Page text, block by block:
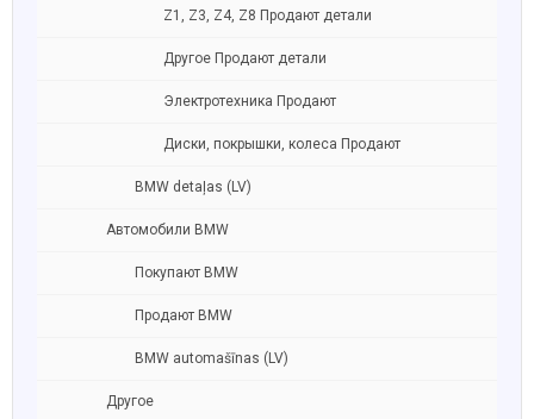
Z1, Z3, Z4, Z8 Продают детали
Другое Продают детали
Электротехника Продают
Диски, покрышки, колеса Продают
BMW detaļas (LV)
Автомобили BMW
Покупают BMW
Продают BMW
BMW automašīnas (LV)
Другое